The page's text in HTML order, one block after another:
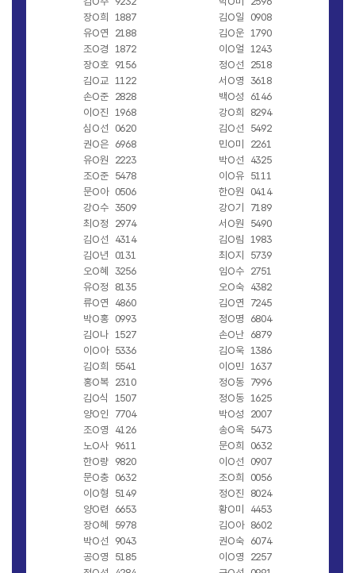
장O희
1887 김O일
0908
유O연
2188 김O운
1790
조O경
1872 이O얼
1243
장O호
9156 정O선
2518
김O교
1122 서O영 3618
손O준
2828 백O성
6146
이O진
1968 강O희
8294
심O선
0620 김O선
5492
권O은
6968 민O미
2261
유O원
2223 박O선
4325
조O준
5478 이O유
5111
문O아
0506 한O원
0414
강O수 3509 강O기
7189
최O정
2974 서O원
5490
김O선
4314 김O림
1983
김O년
0131 최O지
5739
오O혜
3256 임O수
2751
유O정
8135 오O숙
4382
류O연
4860 김O연
7245
박O홍
0993 정O명
6804
김O나
1527 손O난
6879
이O아
5336 김O욱
1386
김O희
5541 이O민
1637
홍O복
2310 정O동
7996
김O식
1507 정O동
1625
양O인
7704 박O성
2007
조O영
4126 송O옥
5473
노O사
9611 문O희
0632
한O량
9820 이O선
0907
문O충
0632 조O희
0056
이O형
5149 정O진
8024
양O련
6653 황O미
4453
장O혜
5978 김O아
8602
박O선
9043 권O숙
6074
공O영
5185 이O영
2257